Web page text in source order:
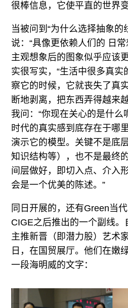
很棒信息，它使平直的世界
当被问到“为什么选择抽象的
说：“具像更依赖人们的 日
主观想象后的图象似乎应该
实很写实，“生活中很多真
察它的时候，它就丧失了真
断地剥离，把东西弄得越来
我问：“你现在关心的是什么
时代的真实感到底存在于哪
演示它的模型。关键不是底
知识结构等），也不是最终
间层做好，即切入点、介入
会是一个优美的陈述。”
同日开展的，还有Green当
CIGE之后推出的一个副线。
主推新晋（即潜力股）艺术
日，在国贸展厅。他们在嫩
一段海明威的文字：